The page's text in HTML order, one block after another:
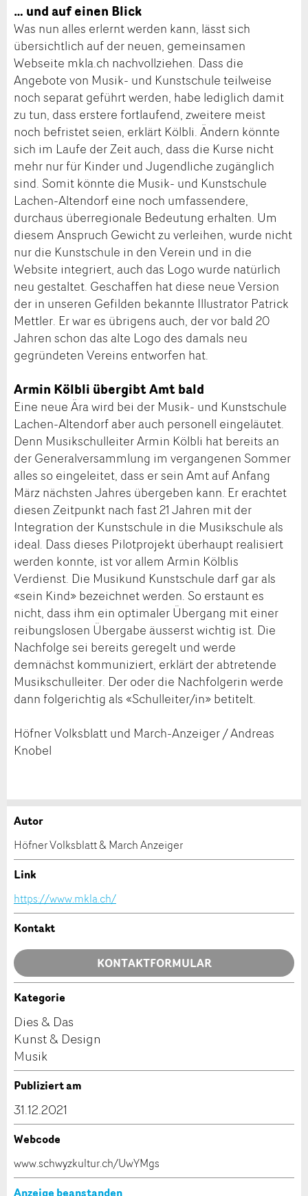
… und auf einen Blick
Was nun alles erlernt werden kann, lässt sich
übersichtlich auf der neuen, gemeinsamen
Webseite mkla.ch nachvollziehen. Dass die
Angebote von Musik- und Kunstschule teilweise
noch separat geführt werden, habe lediglich damit
zu tun, dass erstere fortlaufend, zweitere meist
noch befristet seien, erklärt Kölbli. Ändern könnte
sich im Laufe der Zeit auch, dass die Kurse nicht
mehr nur für Kinder und Jugendliche zugänglich
sind. Somit könnte die Musik- und Kunstschule
Lachen-Altendorf eine noch umfassendere,
durchaus überregionale Bedeutung erhalten. Um
diesem Anspruch Gewicht zu verleihen, wurde nicht
nur die Kunstschule in den Verein und in die
Website integriert, auch das Logo wurde natürlich
neu gestaltet. Geschaffen hat diese neue Version
der in unseren Gefilden bekannte Illustrator Patrick
Mettler. Er war es übrigens auch, der vor bald 20
Jahren schon das alte Logo des damals neu
gegründeten Vereins entworfen hat.
Armin Kölbli übergibt Amt bald
Eine neue Ära wird bei der Musik- und Kunstschule
Lachen-Altendorf aber auch personell eingeläutet.
Denn Musikschulleiter Armin Kölbli hat bereits an
der Generalversammlung im vergangenen Sommer
alles so eingeleitet, dass er sein Amt auf Anfang
März nächsten Jahres übergeben kann. Er erachtet
diesen Zeitpunkt nach fast 21 Jahren mit der
Integration der Kunstschule in die Musikschule als
ideal. Dass dieses Pilotprojekt überhaupt realisiert
werden konnte, ist vor allem Armin Kölblis
Verdienst. Die Musikund Kunstschule darf gar als
«sein Kind» bezeichnet werden. So erstaunt es
nicht, dass ihm ein optimaler Übergang mit einer
reibungslosen Übergabe äusserst wichtig ist. Die
Nachfolge sei bereits geregelt und werde
demnächst kommuniziert, erklärt der abtretende
Musikschulleiter. Der oder die Nachfolgerin werde
dann folgerichtig als «Schulleiter/in» betitelt.
Höfner Volksblatt und March-Anzeiger / Andreas
Knobel
Anzeige beanstanden
Ihr Feedback wird sehr geschätzt!
Allgemeines Feedback
Anzeige nicht mehr gültig
Nachricht
Anzeige weiterempfehlen
Empfehlen Sie diese Anzeige an Freunde weiter.
* Eingabe erforderlich
Schliessen
Autor
Höfner Volksblatt & March Anzeiger
Link
https://www.mkla.ch/
Kontakt
KONTAKTFORMULAR
Kontakt
Verfassen Sie eine Nachricht für die Kontaktpersonen
dieser Anzeige.
Kategorie
Dies & Das
Kunst & Design
Musik
Publiziert am
31.12.2021
Webcode
www.schwyzkultur.ch/UwYMgs
Anzeige beanstanden